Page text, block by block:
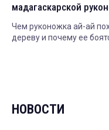
мадагаскарской
Чем руконожка ай-ай
дереву и почему ее
НОВОСТИ